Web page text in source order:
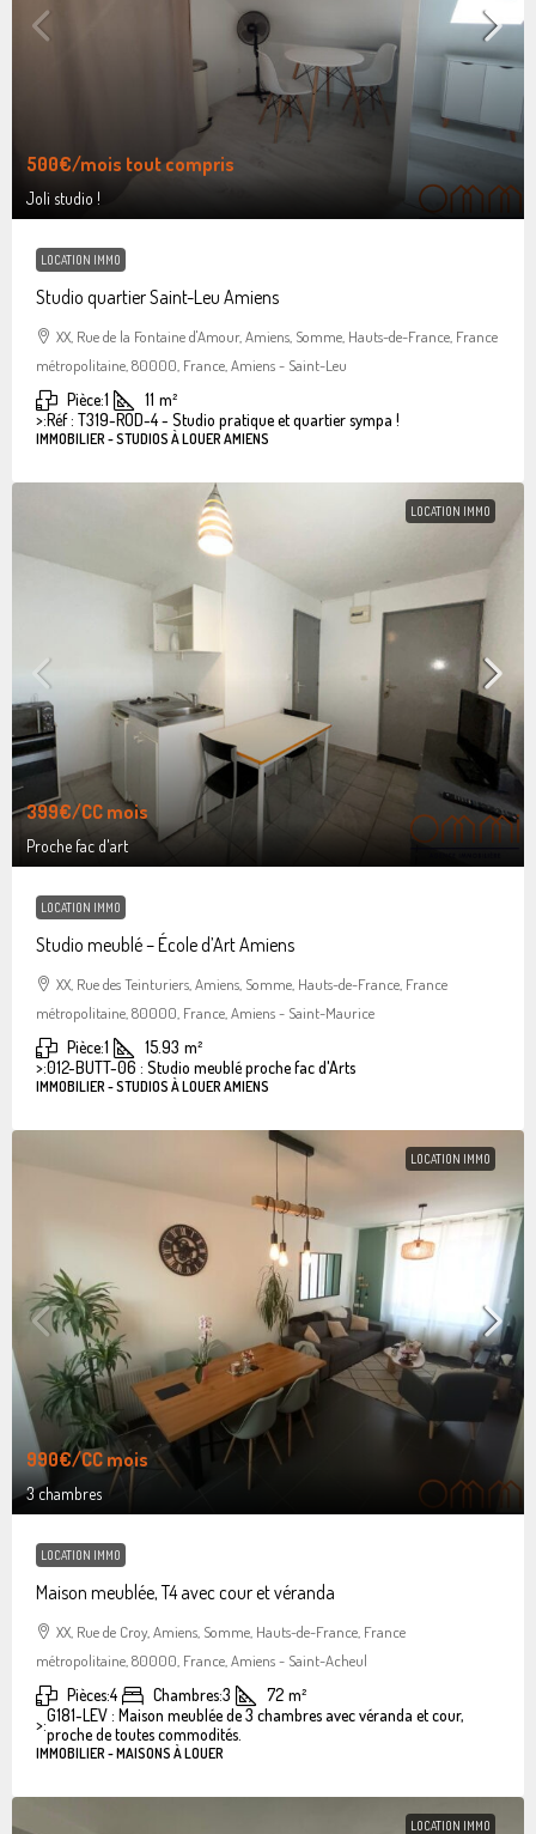
500€/mois tout compris
Joli studio !
LOCATION IMMO
Studio quartier Saint-Leu Amiens
XX, Rue de la Fontaine d'Amour, Amiens, Somme, Hauts-de-France, France
métropolitaine, 80000, France, Amiens - Saint-Leu
Pièce:1 11 m²
>:Réf : T319-ROD-4 - Studio pratique et quartier sympa !
IMMOBILIER - STUDIOS À LOUER AMIENS
LOCATION IMMO
399€/CC mois
Proche fac d'art
LOCATION IMMO
Studio meublé – École d’Art Amiens
XX, Rue des Teinturiers, Amiens, Somme, Hauts-de-France, France
métropolitaine, 80000, France, Amiens - Saint-Maurice
Pièce:1 15.93 m²
>:012-BUTT-06 : Studio meublé proche fac d'Arts
IMMOBILIER - STUDIOS À LOUER AMIENS
LOCATION IMMO
990€/CC mois
3 chambres
LOCATION IMMO
Maison meublée, T4 avec cour et véranda
XX, Rue de Croy, Amiens, Somme, Hauts-de-France, France
métropolitaine, 80000, France, Amiens - Saint-Acheul
Pièces:4 Chambres:3 72 m²
>:G181-LEV : Maison meublée de 3 chambres avec véranda et cour,
proche de toutes commodités.
IMMOBILIER - MAISONS À LOUER
LOCATION IMMO